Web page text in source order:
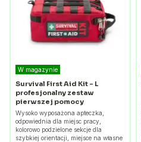
W magazynie
Survival First Aid Kit - L
profesjonalny zestaw
pierwszej pomocy
Wysoko wyposażona apteczka,
odpowiednia dla miejsc pracy,
kolorowo podzielone sekcje dla
szybkiej orientacji, miejsce na własne